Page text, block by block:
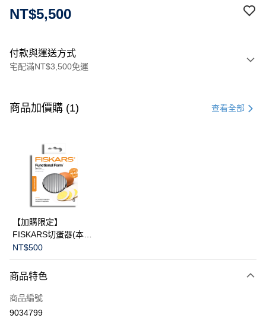
NT$5,500
付款與運送方式
宅配滿NT$3,500免運
信用卡一次付款
3 期 0 利率 每期
合作金庫商業銀行
華南商業銀行
上海商業儲蓄銀行
國泰世華商業銀行
臺灣中小企業銀行
匯豐（台灣）商業銀行
聯邦商業銀行
元大商業銀行
台新國際商業銀行
LINE Pay
Apple Pay
運送方式
黑貓宅急便
商品加價購 (1) 查看全部
【加購限定】
FISKARS切蛋器(本商
品不提供破損保證)
NT$500
商品特色
商品編號
9034799